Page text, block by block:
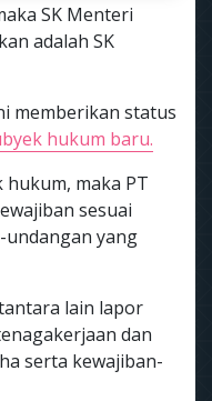
SK Menteri
adalah SK
memberikan status
hukum baru.
maka PT
sesuai
yang
lain lapor
dan
serta kewajiban-